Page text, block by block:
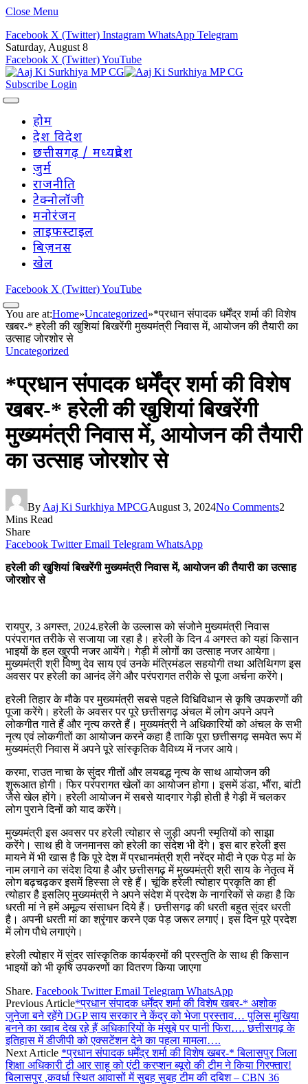
Close Menu
Facebook X (Twitter) Instagram WhatsApp Telegram
Saturday, August 8
Facebook X (Twitter)YouTube
Subscribe Login
होम
देश विदेश
छत्तीसगढ़ / मध्यप्रदेश
जुर्म
राजनीति
टेक्नोलॉजी
मनोरंजन
लाइफस्टाइल
बिज़नस
खेल
Facebook X (Twitter)YouTube
You are at:Home»Uncategorized»*प्रधान संपादक धर्मेंद्र शर्मा की विशेष
खबर-* हरेली की खुशियां बिखरेंगी मुख्यमंत्री निवास में, आयोजन की तैयारी का
उत्साह जोरशोर से
Uncategorized
*प्रधान संपादक धर्मेंद्र शर्मा की विशेष
खबर-* हरेली की खुशियां बिखरेंगी
मुख्यमंत्री निवास में, आयोजन की तैयारी
का उत्साह जोरशोर से
By Aaj Ki Surkhiya MPCGAugust 3, 2024No Comments2
Mins Read
Share
Facebook Twitter Email Telegram WhatsApp
हरेली की खुशियां बिखरेंगी मुख्यमंत्री निवास में, आयोजन की तैयारी का उत्साह
जोरशोर से
रायपुर, 3 अगस्त, 2024.हरेली के उल्लास को संजोने मुख्यमंत्री निवास
परंपरागत तरीके से सजाया जा रहा है। हरेली के दिन 4 अगस्त को यहां किसान
भाइयों के हल खुरपी नजर आयेंगे। गेड़ी में लोगों का उत्साह नजर आयेगा।
मुख्यमंत्री श्री विष्णु देव साय एवं उनके मंत्रिमंडल सहयोगी तथा अतिथिगण इस
अवसर पर हरेली का आनंद लेंगे और परंपरागत तरीके से पूजा अर्चना करेंगे।
हरेली तिहार के मौके पर मुख्यमंत्री सबसे पहले विधिविधान से कृषि उपकरणों की
पूजा करेंगे। हरेली के अवसर पर पूरे छत्तीसगढ़ अंचल में लोग अपने अपने
लोकगीत गाते हैं और नृत्य करते हैं। मुख्यमंत्री ने अधिकारियों को अंचल के सभी
नृत्य एवं लोकगीतों का आयोजन करने कहा है ताकि पूरा छत्तीसगढ़ समवेत रूप में
मुख्यमंत्री निवास में अपने पूरे सांस्कृतिक वैविध्य में नजर आये।
करमा, राउत नाचा के सुंदर गीतों और लयबद्ध नृत्य के साथ आयोजन की
शुरूआत होगी। फिर परंपरागत खेलों का आयोजन होगा। इसमें डंडा, भौंरा, बांटी
जैसे खेल होंगे। हरेली आयोजन में सबसे यादगार गेड़ी होती है गेड़ी में चलकर
लोग पुराने दिनों को याद करेंगे।
मुख्यमंत्री इस अवसर पर हरेली त्योहार से जुड़ी अपनी स्मृतियों को साझा
करेंगे। साथ ही वे जनमानस को हरेली का संदेश भी देंगे। इस बार हरेली इस
मायने में भी खास है कि पूरे देश में प्रधानमंत्री श्री नरेंद्र मोदी ने एक पेड़ मां के
नाम लगाने का संदेश दिया है और छत्तीसगढ़ में मुख्यमंत्री श्री साय के नेतृत्व में
लोग बढ़चढ़कर इसमें हिस्सा ले रहे हैं। चूंकि हरेली त्योहार प्रकृति का ही
त्योहार है इसलिए मुख्यमंत्री ने अपने संदेश में प्रदेश के नागरिकों से कहा है कि
धरती मां ने हमें अमूल्य संसाधन दिये हैं। छत्तीसगढ़ की धरती बहुत सुंदर धरती
है। अपनी धरती मां का श्रृंगार करने एक पेड़ जरूर लगाएं। इस दिन पूरे प्रदेश
में लोग पौधे लगाएंगे।
हरेली त्योहार में सुंदर सांस्कृतिक कार्यक्रमों की प्रस्तुति के साथ ही किसान
भाइयों को भी कृषि उपकरणों का वितरण किया जाएगा
Share. Facebook Twitter Email Telegram WhatsApp
Previous Article*प्रधान संपादक धर्मेंद्र शर्मा की विशेष खबर-* अशोक
जुनेजा बने रहेंगे DGP साय सरकार ने केंद्र को भेजा प्रस्ताव… पुलिस मुखिया
बनने का ख्वाब देख रहे हैं अधिकारियों के मंसूबे पर पानी फिरा…. छत्तीसगढ़ के
इतिहास में डीजीपी को एक्सटेंशन देने का पहला मामला….
Next Article *प्रधान संपादक धर्मेंद्र शर्मा की विशेष खबर-* बिलासपुर जिला
शिक्षा अधिकारी टी आर साहू को एंटी करप्शन ब्यूरो की टीम ने किया गिरफ्तार!
बिलासपुर ,कवर्धा स्थित आवासों में सुबह सुबह टीम की दबिश – CBN 36